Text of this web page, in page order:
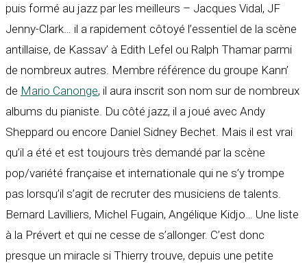
puis formé au jazz par les meilleurs – Jacques Vidal, JF
Jenny-Clark… il a rapidement côtoyé l’essentiel de la scène
antillaise, de Kassav’ à Edith Lefel ou Ralph Thamar parmi
de nombreux autres. Membre référence du groupe Kann’
de Mario Canonge, il aura inscrit son nom sur de nombreux
albums du pianiste. Du côté jazz, il a joué avec Andy
Sheppard ou encore Daniel Sidney Bechet. Mais il est vrai
qu’il a été et est toujours très demandé par la scène
pop/variété française et internationale qui ne s’y trompe
pas lorsqu’il s’agit de recruter des musiciens de talents.
Bernard Lavilliers, Michel Fugain, Angélique Kidjo… Une liste
à la Prévert et qui ne cesse de s’allonger. C’est donc
presque un miracle si Thierry trouve, depuis une petite